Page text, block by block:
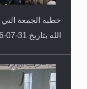
خطبة الجمعة التي
الله بتاريخ 31-07-2026